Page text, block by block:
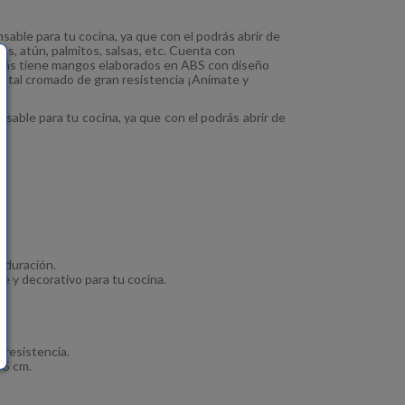
para tu cocina, ya que con el podrás abrir de
atún, palmitos, salsas, etc. Cuenta con
tiene mangos elaborados en ABS con diseño
cromado de gran resistencia ¡Anímate y
para tu cocina, ya que con el podrás abrir de
duración.
y decorativo para tu cocina.
resistencia.
cm.